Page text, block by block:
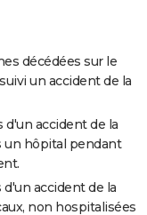
décédées sur le
un accident de la
accident de la
un hôpital pendant
accident de la
non hospitalisées